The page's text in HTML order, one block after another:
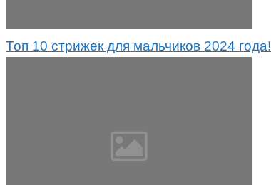
Топ 10 стрижек для мальчиков 2024 года!